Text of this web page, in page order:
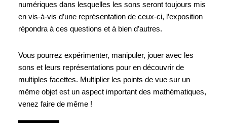
numériques dans lesquelles les sons seront toujours mis
en vis-à-vis d’une représentation de ceux-ci, l’exposition
répondra à ces questions et à bien d’autres.
Vous pourrez expérimenter, manipuler, jouer avec les
sons et leurs représentations pour en découvrir de
multiples facettes. Multiplier les points de vue sur un
même objet est un aspect important des mathématiques,
venez faire de même !